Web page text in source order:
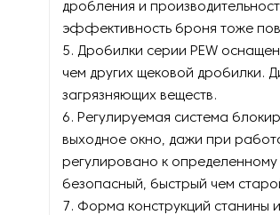
дробления и
эффективность броня тоже
5. Дробилки серии PEW
чем других щековой дробилки.
загрязняющих веществ.
6. Регулируемая система
выходное окно, дажи при
регулировано к
безопасный, быстрый чем
7. Форма конструкций станины